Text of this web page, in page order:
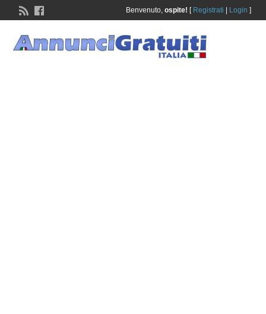
Benvenuto, ospite! [ Registrati Login ]